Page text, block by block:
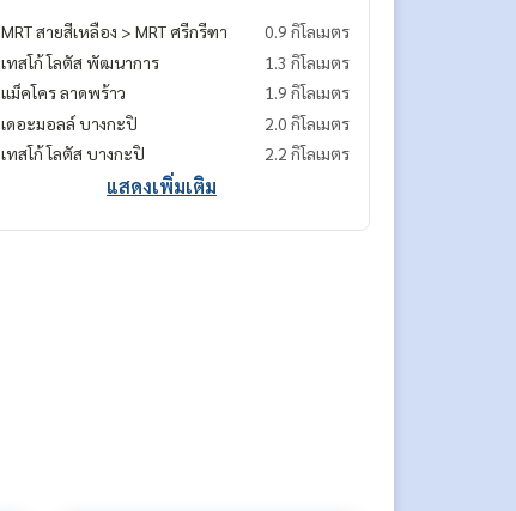
MRT สายสีเหลือง > MRT ศรีกรีฑา
0.9 กิโลเมตร
เทสโก้ โลตัส​ พัฒนาการ
1.3 กิโลเมตร
แม็คโคร ลาดพร้าว
1.9 กิโลเมตร
เดอะมอลล์ บางกะปิ
2.0 กิโลเมตร
เทสโก้ โลตัส บางกะปิ
2.2 กิโลเมตร
แสดงเพิ่มเติม